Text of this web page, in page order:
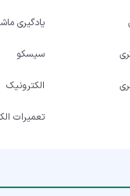
یادگیری
سیسکو
الکترونیک
تعمیرات